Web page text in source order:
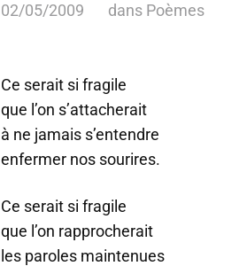
02/05/2009 dans Poèmes
Ce serait si fragile
que l’on s’attacherait
à ne jamais s’entendre
enfermer nos sourires.
Ce serait si fragile
que l’on rapprocherait
les paroles maintenues